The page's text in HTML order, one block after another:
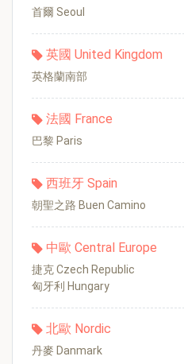
首爾 Seoul
英國 United Kingdom
英格蘭南部
法國 France
巴黎 Paris
西班牙 Spain
朝聖之路 Buen Camino
中歐 Central Europe
捷克 Czech Republic
匈牙利 Hungary
北歐 Nordic
丹麥 Danmark